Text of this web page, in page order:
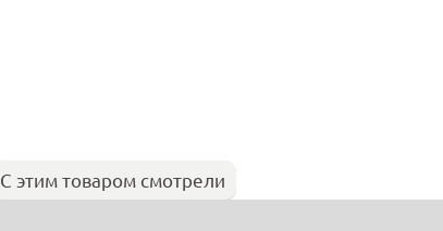
С этим товаром смотрели